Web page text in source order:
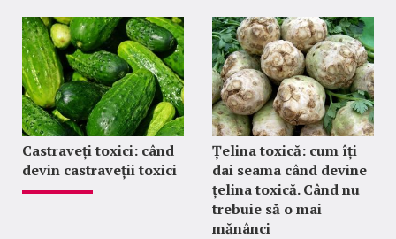
Castraveți toxici: când
devin castraveții toxici
Țelina toxică: cum îți
dai seama când devine
țelina toxică. Când nu
trebuie să o mai
mănânci